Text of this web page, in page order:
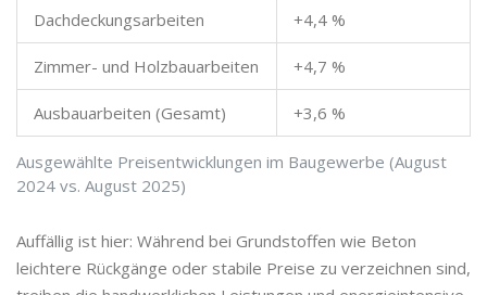
Ausgewählte Preisentwicklungen im Baugewerbe (August
2024 vs. August 2025)
Dachdeckungsarbeiten +4,4 %
Zimmer- und Holzbauarbeiten +4,7 %
Ausbauarbeiten (Gesamt) +3,6 %
Auffällig ist hier: Während bei Grundstoffen wie Beton
leichtere Rückgänge oder stabile Preise zu verzeichnen sind,